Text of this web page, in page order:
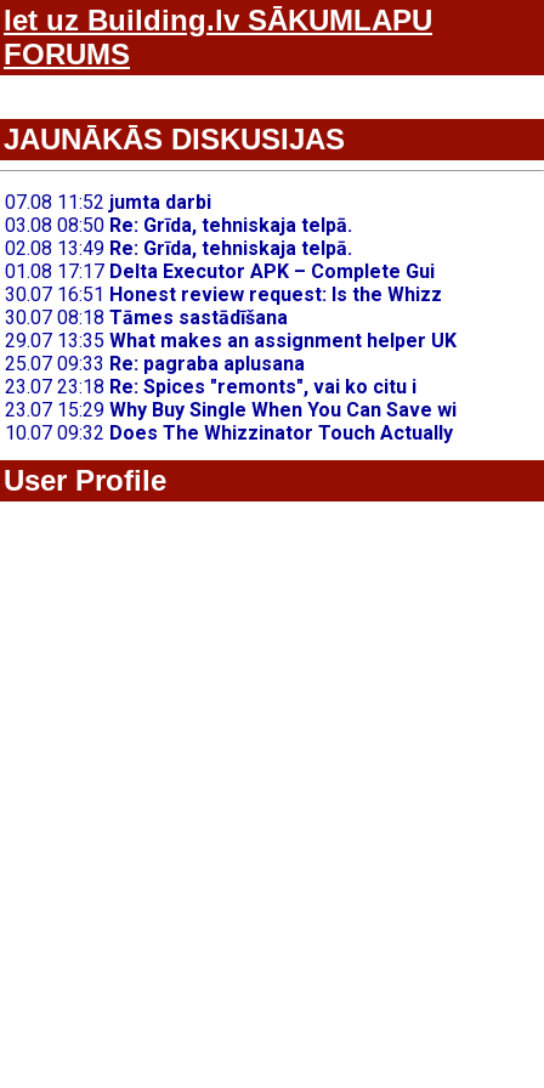
Iet uz Building.lv SĀKUMLAPU
FORUMS
JAUNĀKĀS DISKUSIJAS
User Profile